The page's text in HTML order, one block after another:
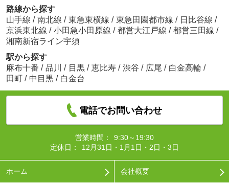
路線から探す
山手線 / 南北線 / 東急東横線 / 東急田園都市線 / 日比谷線 /
京浜東北線 / 小田急小田原線 / 都営大江戸線 / 都営三田線 /
湘南新宿ライン宇須
駅から探す
麻布十番 / 品川 / 目黒 / 恵比寿 / 渋谷 / 広尾 / 白金高輪 /
田町 / 中目黒 / 白金台
電話でお問い合わせ
営業時間：
9:30～19:30
定休日：
12月31日・1月1日・2日・3日
ホーム 会社概要